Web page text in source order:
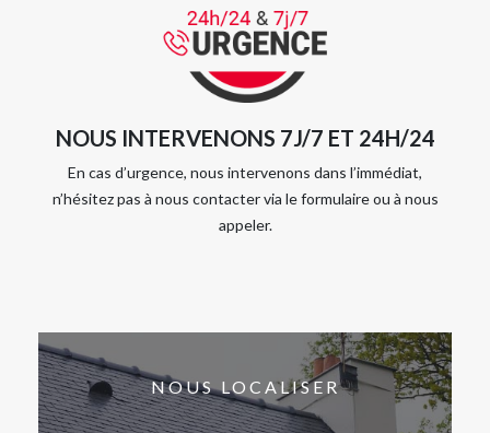
NOUS INTERVENONS 7J/7 ET 24H/24
En cas d’urgence, nous intervenons dans l’immédiat,
n’hésitez pas à nous contacter via le formulaire ou à nous
appeler.
NOUS LOCALISER